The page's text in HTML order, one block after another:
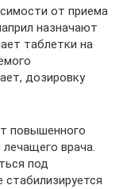
от приема
назначают
таблетки на
дозировку
повышенного
врача.
под